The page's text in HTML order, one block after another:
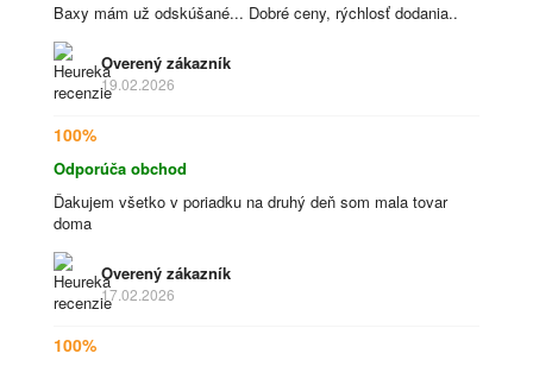
Baxy mám už odskúšané... Dobré ceny, rýchlosť dodania..
Overený zákazník
19.02.2026
100%
Odporúča obchod
Ďakujem všetko v poriadku na druhý deň som mala tovar
doma
Overený zákazník
17.02.2026
100%